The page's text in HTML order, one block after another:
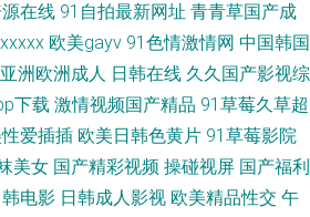
欧美亚洲变态视 91撸啊撸欧洲 国产精品第页
福利A片导航 91国内大片 东方成人AV在线 91
社国产在线看 后入丰满 四虎院网站 91青娱乐福
AV的网站不卡 超踫人人色导航 欧美日韩午夜剧
在线 91自拍最新网址 青青草国产成
欧美gayv 91色情激情网 中国韩国
亚洲欧洲成人 日韩在线 久久国产影视综
下载 激情视频国产精品 91草莓久草超
爱插插 欧美日韩色黄片 91草莓影院
美女 国产精彩视频 操碰视屏 国产福利
电影 日韩成人影视 欧美精品性交 午